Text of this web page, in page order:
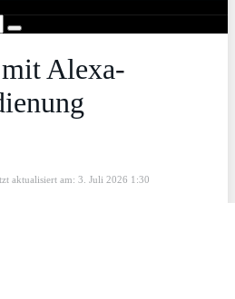
Alexa-
aktualisiert am: 3. Juli 2026 1:30